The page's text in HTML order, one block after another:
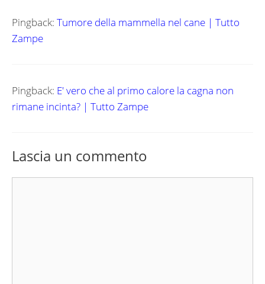
Pingback: Tumore della mammella nel cane | Tutto
Zampe
Pingback: E' vero che al primo calore la cagna non
rimane incinta? | Tutto Zampe
Lascia un commento